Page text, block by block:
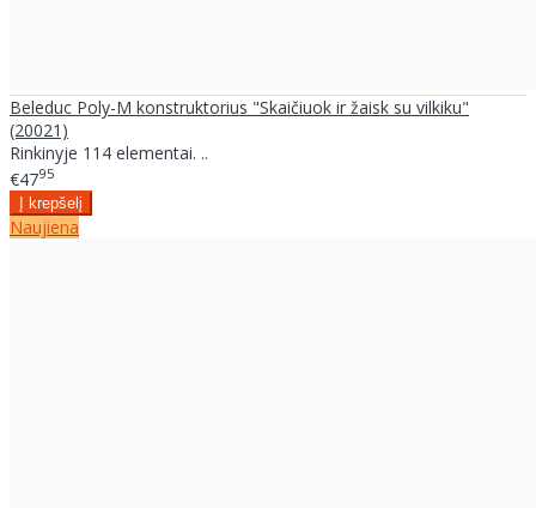
Beleduc Poly-M konstruktorius "Skaičiuok ir žaisk su vilkiku"
(20021)
Rinkinyje 114 elementai. ..
€4795
Naujiena